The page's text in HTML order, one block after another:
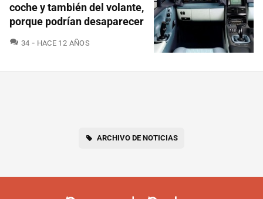
coche y también del volante,
porque podrían desaparecer
34 COMENTARIOS
HACE 12 AÑOS
ARCHIVO DE NOTICIAS